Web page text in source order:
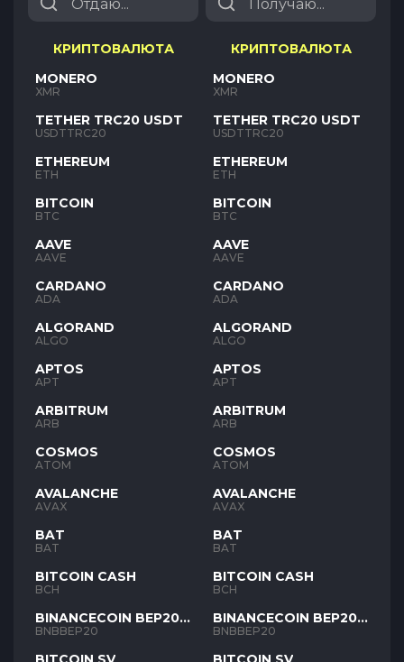
КРИПТОВАЛЮТА
MONERO
XMR
TETHER TRC20 USDT
USDTTRC20
ETHEREUM
ETH
BITCOIN
BTC
AAVE
AAVE
CARDANO
ADA
ALGORAND
ALGO
APTOS
APT
ARBITRUM
ARB
COSMOS
ATOM
AVALANCHE
AVAX
BAT
BAT
BITCOIN CASH
BCH
BINANCECOIN BEP20
BNB
BNBBEP20
КРИПТОВАЛЮТА
MONERO
XMR
TETHER TRC20 USDT
USDTTRC20
ETHEREUM
ETH
BITCOIN
BTC
AAVE
AAVE
CARDANO
ADA
ALGORAND
ALGO
APTOS
APT
ARBITRUM
ARB
COSMOS
ATOM
AVALANCHE
AVAX
BAT
BAT
BITCOIN CASH
BCH
BINANCECOIN BEP20
BNB
BNBBEP20